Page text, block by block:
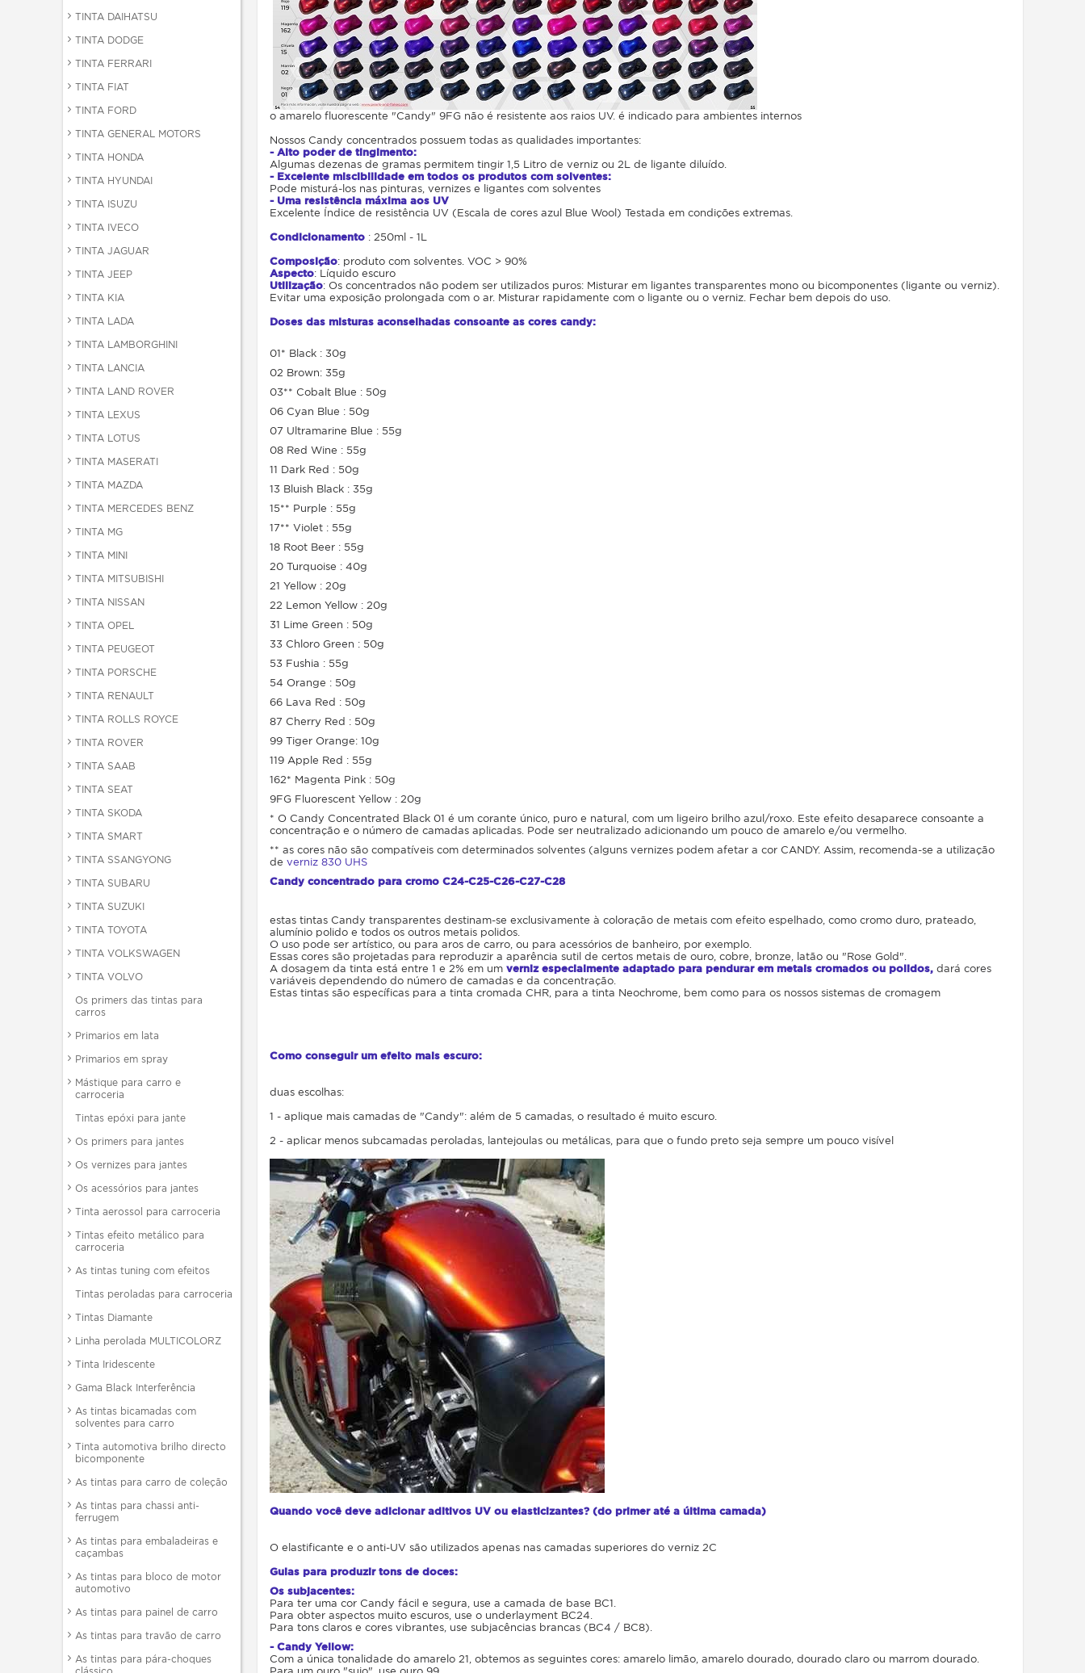
TINTA DAIHATSU
TINTA DODGE
TINTA FERRARI
TINTA FIAT
TINTA FORD
TINTA GENERAL MOTORS
TINTA HONDA
TINTA HYUNDAI
TINTA ISUZU
TINTA IVECO
TINTA JAGUAR
TINTA JEEP
TINTA KIA
TINTA LADA
TINTA LAMBORGHINI
TINTA LANCIA
TINTA LAND ROVER
TINTA LEXUS
TINTA LOTUS
TINTA MASERATI
TINTA MAZDA
TINTA MERCEDES BENZ
TINTA MG
TINTA MINI
TINTA MITSUBISHI
TINTA NISSAN
TINTA OPEL
TINTA PEUGEOT
TINTA PORSCHE
TINTA RENAULT
TINTA ROLLS ROYCE
TINTA ROVER
TINTA SAAB
TINTA SEAT
TINTA SKODA
TINTA SMART
TINTA SSANGYONG
TINTA SUBARU
TINTA SUZUKI
TINTA TOYOTA
TINTA VOLKSWAGEN
TINTA VOLVO
Os primers das tintas para
carros
Primarios em lata
Primarios em spray
Mástique para carro e
carroceria
Tintas epóxi para jante
Os primers para jantes
Os vernizes para jantes
Os acessórios para jantes
Tinta aerossol para carroceria
Tintas efeito metálico para
carroceria
As tintas tuning com efeitos
Tintas peroladas para carroceria
Tintas Diamante
Linha perolada MULTICOLORZ
Tinta Iridescente
Gama Black Interferência
As tintas bicamadas com
solventes para carro
Tinta automotiva brilho directo
bicomponente
As tintas para carro de coleção
As tintas para chassi anti-
ferrugem
As tintas para embaladeiras e
caçambas
As tintas para bloco de motor
automotivo
As tintas para painel de carro
As tintas para travão de carro
As tintas para pára-choques
o amarelo fluorescente "Candy" 9FG não é resistente aos raios UV. é indicado para ambientes internos
Nossos Candy concentrados possuem todas as qualidades importantes:
- Alto poder de tingimento:
Algumas dezenas de gramas permitem tingir 1,5 Litro de verniz ou 2L de ligante diluído.
- Excelente miscibilidade em todos os produtos com solventes:
Pode misturá-los nas pinturas, vernizes e ligantes com solventes
- Uma resistência máxima aos UV
Excelente Índice de resistência UV (Escala de cores azul Blue Wool) Testada em condições extremas.
Condicionamento : 250ml - 1L
Composição: produto com solventes. VOC > 90%
Aspecto: Líquido escuro
Utilização: Os concentrados não podem ser utilizados puros: Misturar em ligantes transparentes mono ou bicomponentes (ligante ou verniz).
Evitar uma exposição prolongada com o ar. Misturar rapidamente com o ligante ou o verniz. Fechar bem depois do uso.
Doses das misturas aconselhadas consoante as cores candy:
01* Black : 30g
02 Brown: 35g
03** Cobalt Blue : 50g
06 Cyan Blue : 50g
07 Ultramarine Blue : 55g
08 Red Wine : 55g
11 Dark Red : 50g
13 Bluish Black : 35g
15** Purple : 55g
17** Violet : 55g
18 Root Beer : 55g
20 Turquoise : 40g
21 Yellow : 20g
22 Lemon Yellow : 20g
31 Lime Green : 50g
33 Chloro Green : 50g
53 Fushia : 55g
54 Orange : 50g
66 Lava Red : 50g
87 Cherry Red : 50g
99 Tiger Orange: 10g
119 Apple Red : 55g
162* Magenta Pink : 50g
9FG Fluorescent Yellow : 20g
* O Candy Concentrated Black 01 é um corante único, puro e natural, com um ligeiro brilho azul/roxo. Este efeito desaparece consoante a
concentração e o número de camadas aplicadas. Pode ser neutralizado adicionando um pouco de amarelo e/ou vermelho.
** as cores não são compatíveis com determinados solventes (alguns vernizes podem afetar a cor CANDY. Assim, recomenda-se a utilização
de verniz 830 UHS
Candy concentrado para cromo C24-C25-C26-C27-C28
estas tintas Candy transparentes destinam-se exclusivamente à coloração de metais com efeito espelhado, como cromo duro, prateado,
alumínio polido e todos os outros metais polidos.
O uso pode ser artístico, ou para aros de carro, ou para acessórios de banheiro, por exemplo.
Essas cores são projetadas para reproduzir a aparência sutil de certos metais de ouro, cobre, bronze, latão ou "Rose Gold".
A dosagem da tinta está entre 1 e 2% em um verniz especialmente adaptado para pendurar em metais cromados ou polidos, dará cores
variáveis dependendo do número de camadas e da concentração.
Estas tintas são específicas para a tinta cromada CHR, para a tinta Neochrome, bem como para os nossos sistemas de cromagem
Como conseguir um efeito mais escuro:
duas escolhas:
1 - aplique mais camadas de "Candy": além de 5 camadas, o resultado é muito escuro.
2 - aplicar menos subcamadas peroladas, lantejoulas ou metálicas, para que o fundo preto seja sempre um pouco visível
Quando você deve adicionar aditivos UV ou elasticizantes? (do primer até a última camada)
O elastificante e o anti-UV são utilizados apenas nas camadas superiores do verniz 2C
Guias para produzir tons de doces:
Os subjacentes:
Para ter uma cor Candy fácil e segura, use a camada de base BC1.
Para obter aspectos muito escuros, use o underlayment BC24.
Para tons claros e cores vibrantes, use subjacências brancas (BC4 / BC8).
- Candy Yellow:
Com a única tonalidade do amarelo 21, obtemos as seguintes cores: amarelo limão, amarelo dourado, dourado claro ou marrom dourado.
Para um ouro "sujo", use ouro 99.